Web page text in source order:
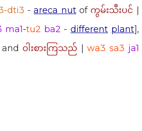
dti3 -areca nutof ကွမ်းသီးပင် |
ma1-tu2 ba2 - different plant],
ဝါးစားကြသည် |wa3 sa3 ja1